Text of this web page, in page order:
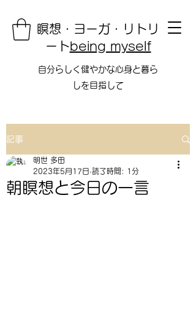
瞑想・ヨーガ・リトリ
ートbeing myself
自分らしく健やかな心身と暮ら
しを目指して
記事
朝瞑想と今日の一言
明世 多田
2023年5月17日 読了時間: 1分